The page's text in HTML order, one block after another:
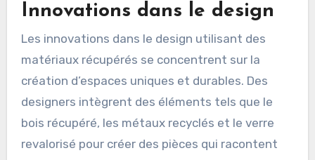
Innovations dans le design
Les innovations dans le design utilisant des
matériaux récupérés se concentrent sur la
création d’espaces uniques et durables. Des
designers intègrent des éléments tels que le
bois récupéré, les métaux recyclés et le verre
revalorisé pour créer des pièces qui racontent